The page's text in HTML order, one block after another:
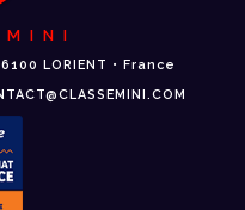
MINI
LORIENT • France